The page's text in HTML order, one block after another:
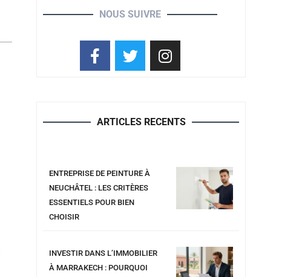
NOUS SUIVRE
ARTICLES RECENTS
ENTREPRISE DE PEINTURE À
NEUCHÂTEL : LES CRITÈRES
ESSENTIELS POUR BIEN
CHOISIR
INVESTIR DANS L’IMMOBILIER
À MARRAKECH : POURQUOI